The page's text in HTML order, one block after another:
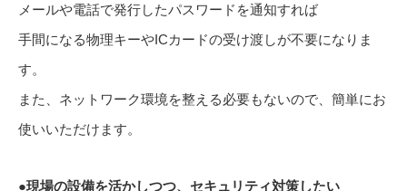
メールや電話で発行したパスワードを通知すれば
手間になる物理キーやICカードの受け渡しが不要になりま
す。
また、ネットワーク環境を整える必要もないので、簡単にお
使いいただけます。
●現場の設備を活かしつつ、セキュリティ対策したい